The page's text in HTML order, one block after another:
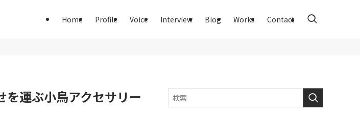
Home Profile Voice Interview Blog Works Contact
を運ぶ小鳥アクセサリー